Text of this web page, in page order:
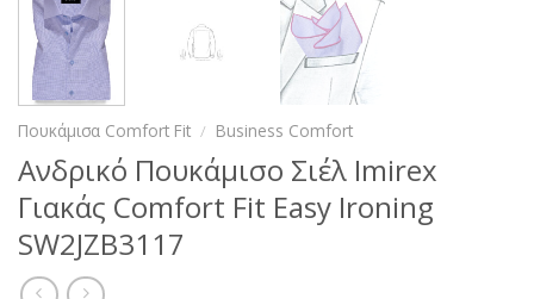
Πουκάμισα Comfort Fit / Business Comfort
Ανδρικό Πουκάμισο Σιέλ Ιmirex
Γιακάς Comfort Fit Easy Ιroning
SW2JZB3117